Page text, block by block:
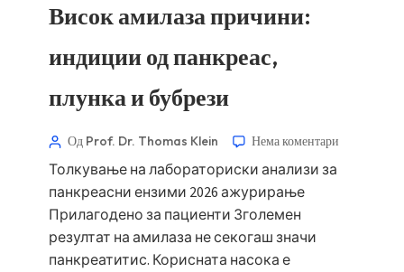
Висок амилаза причини:
индиции од панкреас,
плунка и бубрези
Од Prof. Dr. Thomas Klein Нема коментари
Толкување на лабораториски анализи за
панкреасни ензими 2026 ажурирање
Прилагодено за пациенти Зголемен
резултат на амилаза не секогаш значи
панкреатитис. Корисната насока е